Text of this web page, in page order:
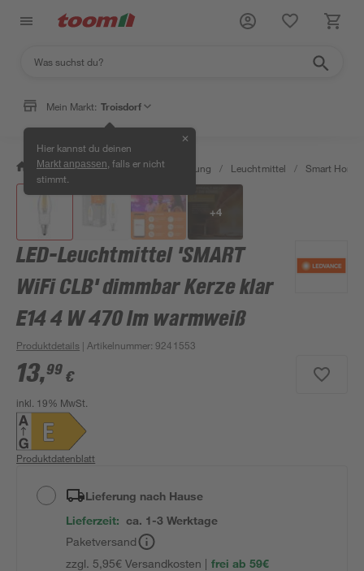
Mein Markt: Troisdorf
Hier kannst du deinen
Markt anpassen , falls er nicht
stimmt.
✕
/ Wohnen & Haushalt / Beleuchtung / Leuchtmittel / Smart Home
+4
LED-Leuchtmittel 'SMART
WiFi CLB' dimmbar Kerze klar
E14 4 W 470 lm warmweiß
Produktdetails | Artikelnummer:9241553
13,99 €
inkl. 19% MwSt.
Produktdatenblatt
Lieferung nach Hause
Lieferzeit: ca. 1-3 Werktage
Paketversand
zzgl. 5,95€ Versandkosten | frei ab 59€